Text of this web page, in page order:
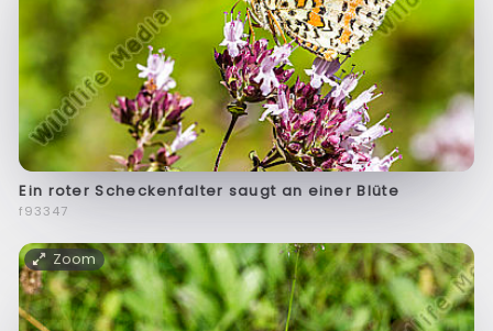
Ein roter Scheckenfalter saugt an einer Blüte
f93347
Zoom